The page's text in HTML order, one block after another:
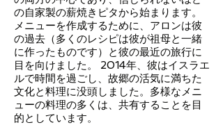
の自家製の薪焼きピタから始まります。
メニューを作成するために、アロンは彼
の過去（多くのレシピは彼が祖母と一緒
に作ったものです）と彼の最近の旅行に
目を向けました。 2014年、彼はイスラエ
ルで時間を過ごし、故郷の活気に満ちた
文化と料理に没頭しました。多様なメニ
ューの料理の多くは、共有することを目
的としています。